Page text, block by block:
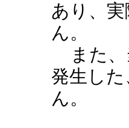
あり、
ん。
また、
発生し
ん。